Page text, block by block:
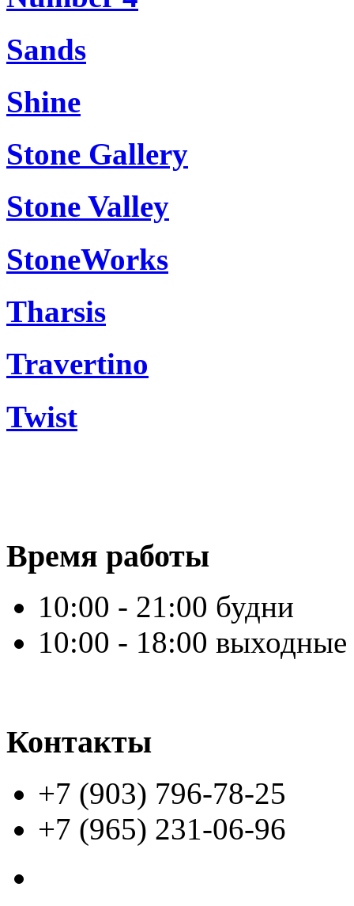
Sands
Shine
Stone Gallery
Stone Valley
StoneWorks
Tharsis
Travertino
Twist
Время работы
10:00 - 21:00 будни
10:00 - 18:00 выходные
Контакты
+7 (903) 796-78-25
+7 (965) 231-06-96